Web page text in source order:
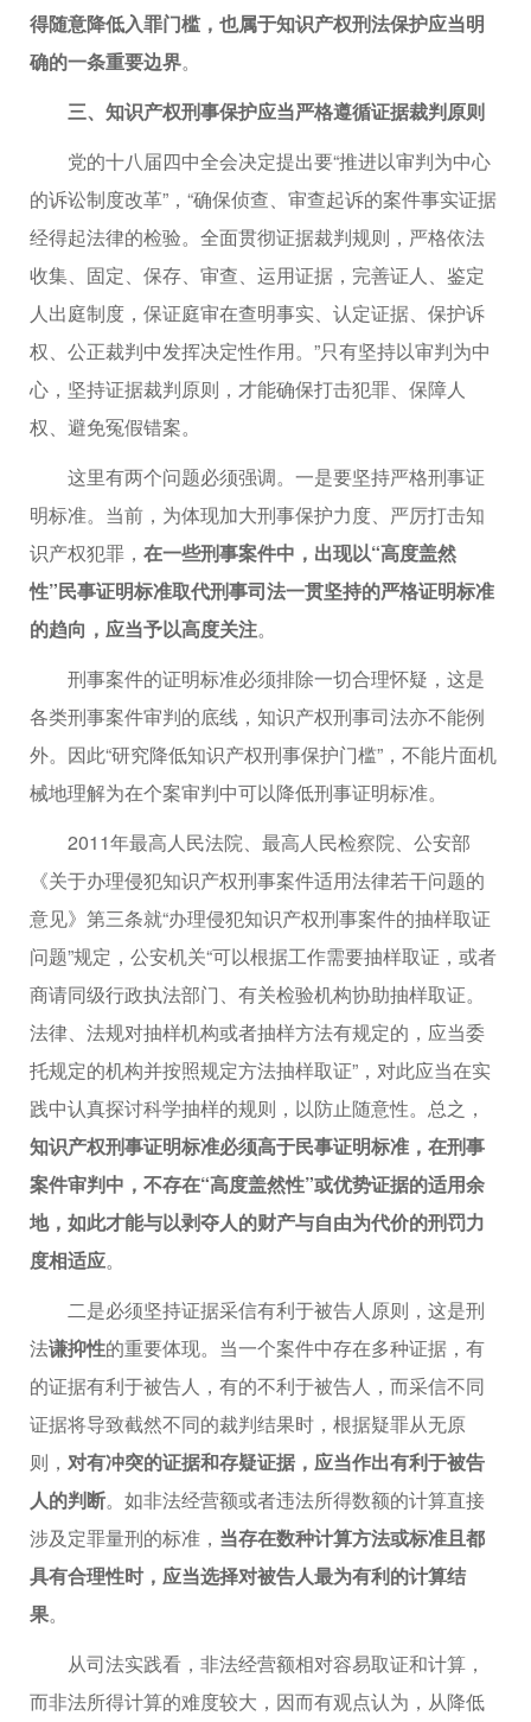
得随意降低入罪门槛，也属于知识产权刑法保护应当明
确的一条重要边界。
三、知识产权刑事保护应当严格遵循证据裁判原则
党的十八届四中全会决定提出要“推进以审判为中心
的诉讼制度改革”，“确保侦查、审查起诉的案件事实证据
经得起法律的检验。全面贯彻证据裁判规则，严格依法
收集、固定、保存、审查、运用证据，完善证人、鉴定
人出庭制度，保证庭审在查明事实、认定证据、保护诉
权、公正裁判中发挥决定性作用。”只有坚持以审判为中
心，坚持证据裁判原则，才能确保打击犯罪、保障人
权、避免冤假错案。
这里有两个问题必须强调。一是要坚持严格刑事证
明标准。当前，为体现加大刑事保护力度、严厉打击知
识产权犯罪， 在一些刑事案件中，出现以“高度盖然
性”民事证明标准取代刑事司法一贯坚持的严格证明标准
的趋向，应当予以高度关注。
刑事案件的证明标准必须排除一切合理怀疑，这是
各类刑事案件审判的底线，知识产权刑事司法亦不能例
外。因此“研究降低知识产权刑事保护门槛”，不能片面机
械地理解为在个案审判中可以降低刑事证明标准。
2011年最高人民法院、最高人民检察院、公安部
《关于办理侵犯知识产权刑事案件适用法律若干问题的
意见》第三条就“办理侵犯知识产权刑事案件的抽样取证
问题”规定，公安机关“可以根据工作需要抽样取证，或者
商请同级行政执法部门、有关检验机构协助抽样取证。
法律、法规对抽样机构或者抽样方法有规定的，应当委
托规定的机构并按照规定方法抽样取证”，对此应当在实
践中认真探讨科学抽样的规则，以防止随意性。总之，
知识产权刑事证明标准必须高于民事证明标准，在刑事
案件审判中，不存在“高度盖然性”或优势证据的适用余
地，如此才能与以剥夺人的财产与自由为代价的刑罚力
度相适应。
二是必须坚持证据采信有利于被告人原则，这是刑
法谦抑性的重要体现。当一个案件中存在多种证据，有
的证据有利于被告人，有的不利于被告人，而采信不同
证据将导致截然不同的裁判结果时，根据疑罪从无原
则， 对有冲突的证据和存疑证据，应当作出有利于被告
人的判断。如非法经营额或者违法所得数额的计算直接
涉及定罪量刑的标准， 当存在数种计算方法或标准且都
具有合理性时，应当选择对被告人最为有利的计算结
果。
从司法实践看，非法经营额相对容易取证和计算，
而非法所得计算的难度较大，因而有观点认为，从降低